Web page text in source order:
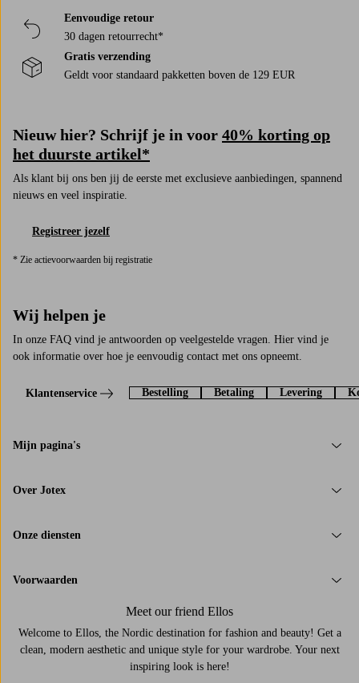
Eenvoudige retour
30 dagen retourrecht*
Gratis verzending
Geldt voor standaard pakketten boven de 129 EUR
Nieuw hier? Schrijf je in voor 40% korting op
het duurste artikel*
Als klant bij ons ben jij de eerste met exclusieve aanbiedingen, spannend
nieuws en veel inspiratie.
Registreer jezelf
* Zie actievoorwaarden bij registratie
Wij helpen je
In onze FAQ vind je antwoorden op veelgestelde vragen. Hier vind je
ook informatie over hoe je eenvoudig contact met ons opneemt.
Klantenservice Bestelling Betaling Levering
Mijn pagina's
Over Jotex
Onze diensten
Voorwaarden
Meet our friend Ellos
Welcome to Ellos, the Nordic destination for fashion and beauty! Get a
clean, modern aesthetic and unique style for your wardrobe. Your next
inspiring look is here!